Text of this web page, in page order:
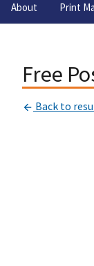
About Print
Free
Back to